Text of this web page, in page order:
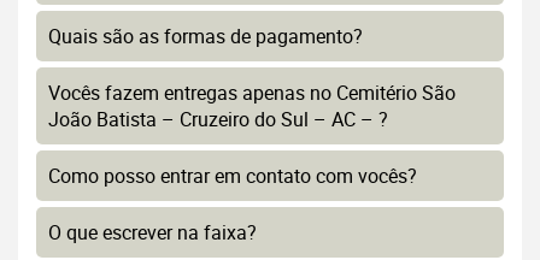
Quais são as formas de pagamento?
Vocês fazem entregas apenas no Cemitério São
João Batista – Cruzeiro do Sul – AC – ?
Como posso entrar em contato com vocês?
O que escrever na faixa?